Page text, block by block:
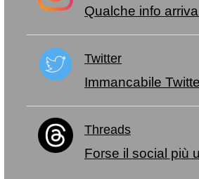
Qualche info
Twitter
Immancabile
Threads
Forse il social più